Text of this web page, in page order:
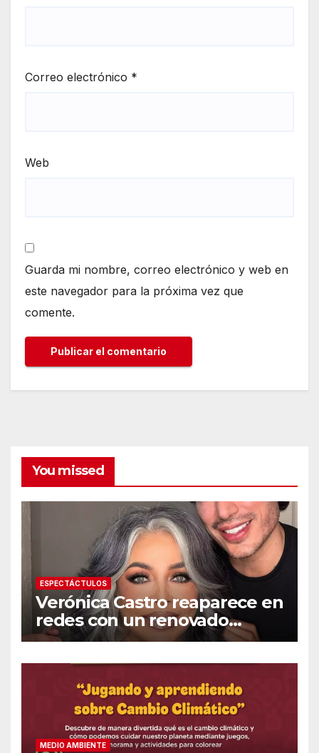
Correo electrónico *
Web
Guarda mi nombre, correo electrónico y web en
este navegador para la próxima vez que
comente.
You missed
ESPECTÁCTULOS
Verónica Castro reaparece en
redes con un renovado
cambio de look
MEDIO AMBIENTE